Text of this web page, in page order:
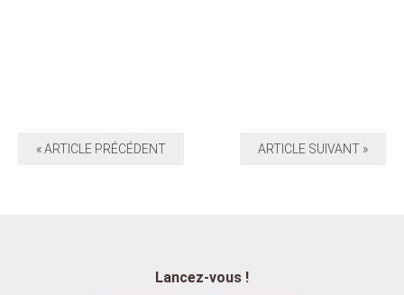
ARTICLE SUIVANT »
« ARTICLE PRÉCÉDENT
Lancez-vous !